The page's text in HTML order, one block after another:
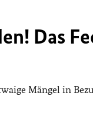
Das
Mängel in